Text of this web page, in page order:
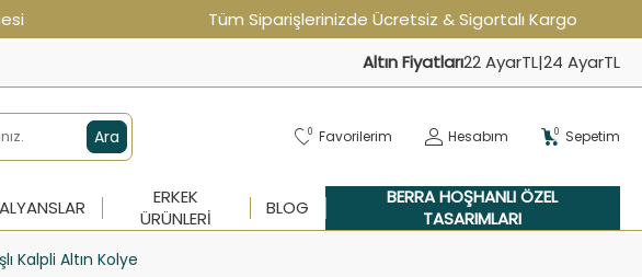
Tüm Siparişlerinizde Ücretsiz & Sigortalı Kargo
Altın Fiyatları22 AyarTL|24 AyarTL
Ara 0 Favorilerim Hesabım 0 Sepetim
ALYANSLAR
ERKEK
ÜRÜNLERI
BLOG
BERRA HOŞHANLI ÖZEL
TASARIMLARI
Kalpli Altın Kolye